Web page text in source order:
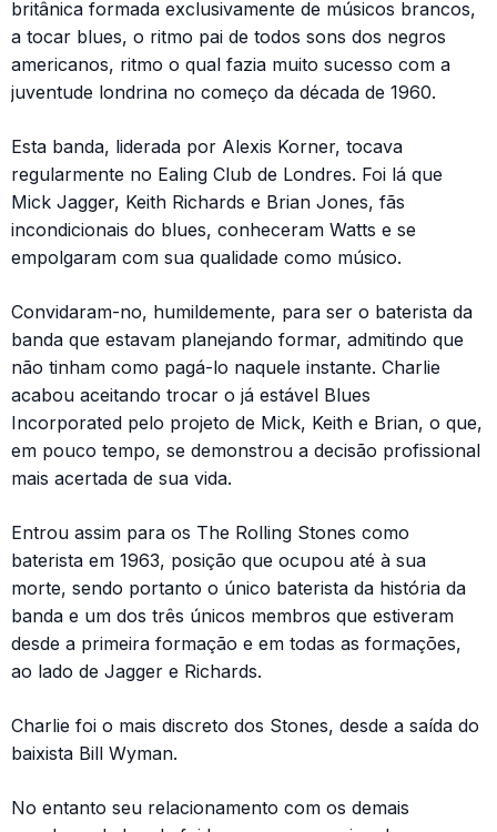
britânica formada exclusivamente de músicos brancos,
a tocar blues, o ritmo pai de todos sons dos negros
americanos, ritmo o qual fazia muito sucesso com a
juventude londrina no começo da década de 1960.
Esta banda, liderada por Alexis Korner, tocava
regularmente no Ealing Club de Londres. Foi lá que
Mick Jagger, Keith Richards e Brian Jones, fãs
incondicionais do blues, conheceram Watts e se
empolgaram com sua qualidade como músico.
Convidaram-no, humildemente, para ser o baterista da
banda que estavam planejando formar, admitindo que
não tinham como pagá-lo naquele instante. Charlie
acabou aceitando trocar o já estável Blues
Incorporated pelo projeto de Mick, Keith e Brian, o que,
em pouco tempo, se demonstrou a decisão profissional
mais acertada de sua vida.
Entrou assim para os The Rolling Stones como
baterista em 1963, posição que ocupou até à sua
morte, sendo portanto o único baterista da história da
banda e um dos três únicos membros que estiveram
desde a primeira formação e em todas as formações,
ao lado de Jagger e Richards.
Charlie foi o mais discreto dos Stones, desde a saída do
baixista Bill Wyman.
No entanto seu relacionamento com os demais